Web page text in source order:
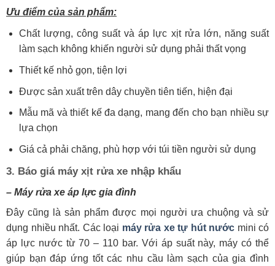
Ưu điểm của sản phẩm:
Chất lượng, công suất và áp lực xịt rửa lớn, năng suất
làm sạch không khiến người sử dụng phải thất vọng
Thiết kế nhỏ gọn, tiện lợi
Được sản xuất trên dây chuyền tiên tiến, hiện đại
Mẫu mã và thiết kế đa dạng, mang đến cho bạn nhiều sự
lựa chọn
Giá cả phải chăng, phù hợp với túi tiền người sử dụng
3. Báo giá máy xịt rửa xe nhập khẩu
– Máy rửa xe áp lực gia đình
Đây cũng là sản phẩm được mọi người ưa chuộng và sử
dụng nhiều nhất. Các loại máy rửa xe tự hút nước mini có
áp lực nước từ 70 – 110 bar. Với áp suất này, máy có thể
giúp bạn đáp ứng tốt các nhu cầu làm sạch của gia đình